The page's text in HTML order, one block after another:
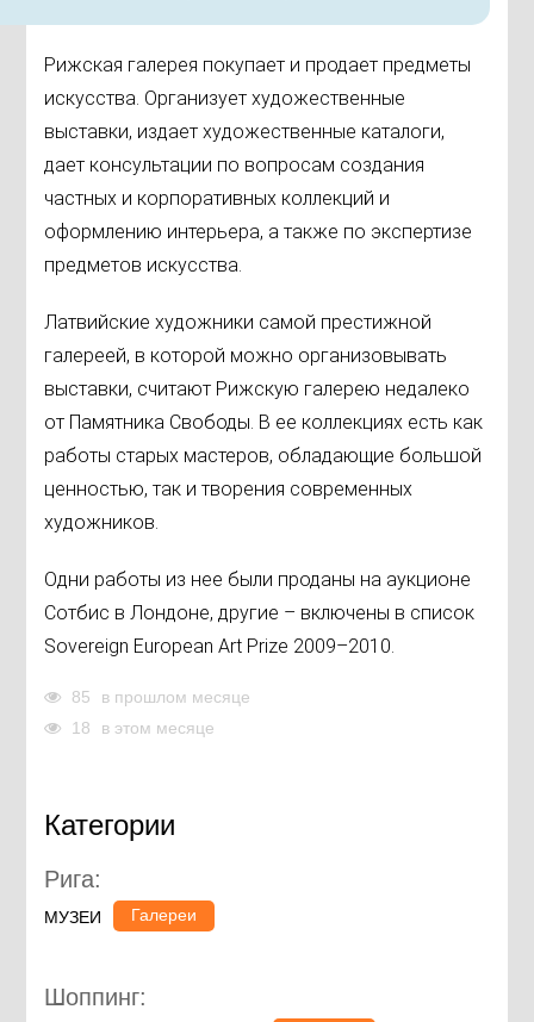
Рижская галерея покупает и продает предметы
искусства. Организует художественные
выставки, издает художественные каталоги,
дает консультации по вопросам создания
частных и корпоративных коллекций и
оформлению интерьера, а также по экспертизе
предметов искусства.
Латвийские художники самой престижной
галереей, в которой можно организовывать
выставки, считают Рижскую галерею недалеко
от Памятника Свободы. В ее коллекциях есть как
работы старых мастеров, обладающие большой
ценностью, так и творения современных
художников.
Одни работы из нее были проданы на аукционе
Сотбис в Лондоне, другие – включены в список
Sovereign European Art Prize 2009–2010.
85
в прошлом месяце
18
в этом месяце
Категории
Рига:
МУЗЕИ Галереи
Шоппинг: